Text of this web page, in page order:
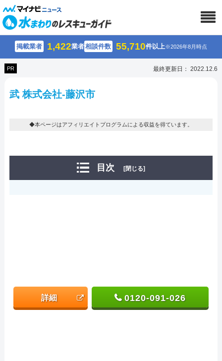
掲載業者 1,422業者相談件数 55,710件以上※2026年8月時点
PR 最終更新日： 2022.12.6
武 株式会社-藤沢市
◆本ページはアフィリエイトプログラムによる収益を得ています。
目次 [閉じる]
詳細 0120-091-026